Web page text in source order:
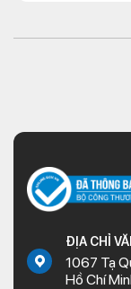
ĐỊA CHỈ
1067 Tạ
Hồ Chí